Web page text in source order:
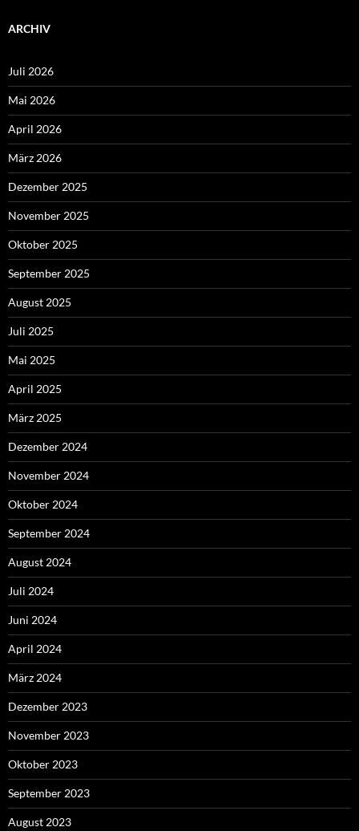
ARCHIV
Juli 2026
Mai 2026
April 2026
März 2026
Dezember 2025
November 2025
Oktober 2025
September 2025
August 2025
Juli 2025
Mai 2025
April 2025
März 2025
Dezember 2024
November 2024
Oktober 2024
September 2024
August 2024
Juli 2024
Juni 2024
April 2024
März 2024
Dezember 2023
November 2023
Oktober 2023
September 2023
August 2023